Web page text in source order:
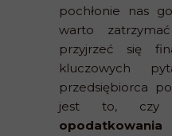
pochłonie nas
warto
przyjrzeć się
kluczowych
przedsiębiorca
jest to, czy
opodatkowania